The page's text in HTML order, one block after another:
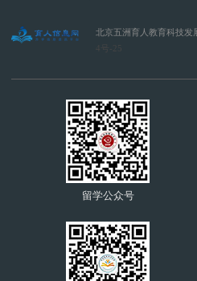
北京五洲育人教育科技
4号-25
留学公众号